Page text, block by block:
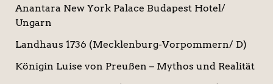
Anantara New York Palace Budapest Hotel/
Ungarn
Landhaus 1736 (Mecklenburg-Vorpommern/ D)
Königin Luise von Preußen – Mythos und Realität